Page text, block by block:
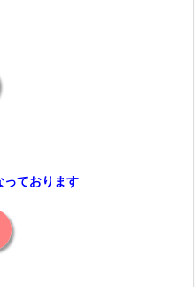
ております